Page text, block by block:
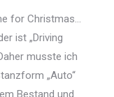
for Christmas…
ist „Driving
musste ich
„Auto“
Bestand und